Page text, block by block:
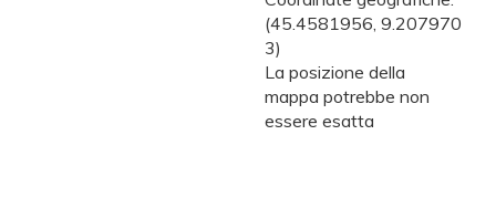
(45.4581956, 9.207970
3)
La posizione della
mappa potrebbe non
essere esatta